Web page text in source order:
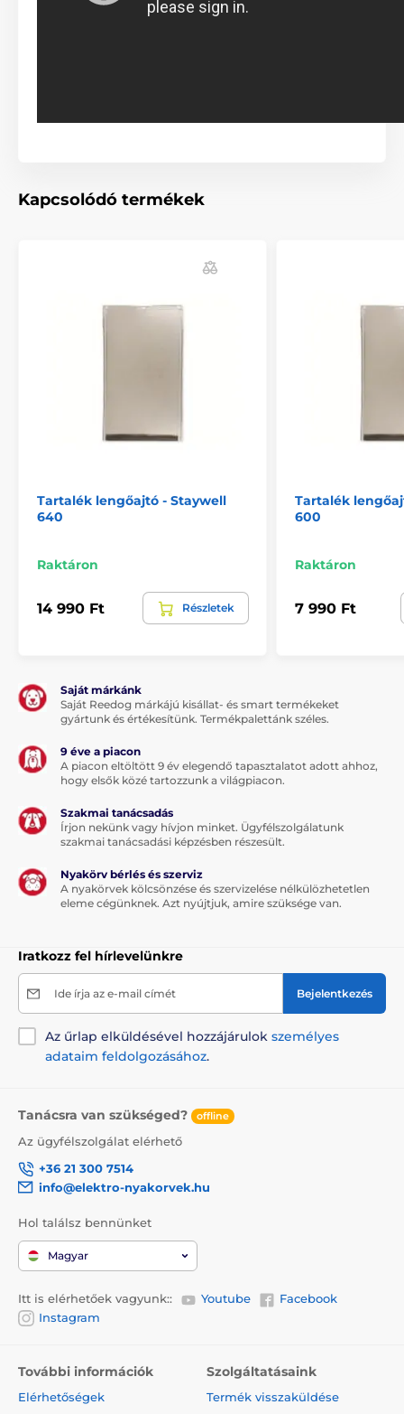
Kapcsolódó termékek
Tartalék lengőajtó - Staywell
640
Raktáron
14 990 Ft Részletek
Tartalék
600
Raktáron
7 990 Ft
Saját márkánk
Saját Reedog márkájú kisállat- és smart termékeket
gyártunk és értékesítünk. Termékpalettánk széles.
9 éve a piacon
A piacon eltöltött 9 év elegendő tapasztalatot adott ahhoz,
hogy elsők közé tartozzunk a világpiacon.
Szakmai tanácsadás
Írjon nekünk vagy hívjon minket. Ügyfélszolgálatunk
szakmai tanácsadási képzésben részesült.
Nyakörv bérlés és szerviz
A nyakörvek kölcsönzése és szervizelése nélkülözhetetlen
eleme cégünknek. Azt nyújtjuk, amire szüksége van.
Iratkozz fel hírlevelünkre
Ide írja az e-mail címét Bejelentkezés
Az űrlap elküldésével hozzájárulok személyes
adataim feldolgozásához.
Tanácsra van szükséged? offline
Az ügyfélszolgálat elérhető
+36 21 300 7514
info@elektro-nyakorvek.hu
Hol találsz bennünket
Magyar
Itt is elérhetőek vagyunk:: Youtube
Facebook
Instagram
További információk
Elérhetőségek
Szolgáltatásaink
Termék visszaküldése